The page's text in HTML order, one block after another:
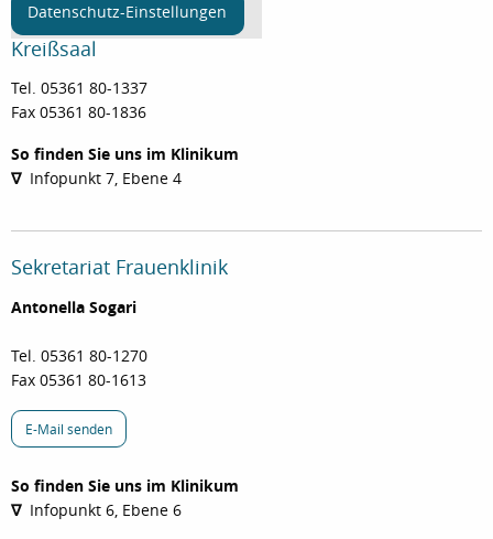
Datenschutz-Einstellungen
Kreißsaal
Tel. 05361 80-1337
Fax 05361 80-1836
So finden Sie uns im Klinikum
∇ Infopunkt 7, Ebene 4
Sekretariat Frauenklinik
Antonella Sogari
Tel. 05361 80-1270
Fax 05361 80-1613
E-Mail senden
So finden Sie uns im Klinikum
∇ Infopunkt 6, Ebene 6